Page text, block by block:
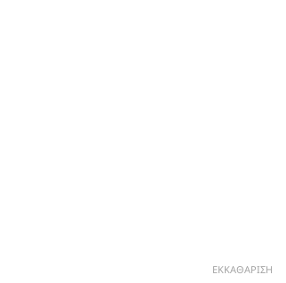
ΕΚΚΑΘΆΡΙΣΗ